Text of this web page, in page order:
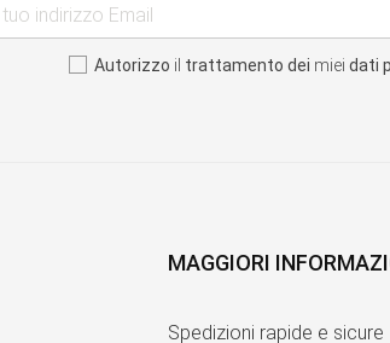
Autorizzo il trattamento dei miei dati
MAGGIORI
Spedizioni rapide e sicure